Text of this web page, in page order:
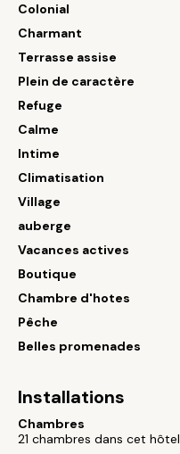
Colonial
Charmant
Terrasse assise
Plein de caractère
Refuge
Calme
Intime
Climatisation
Village
auberge
Vacances actives
Boutique
Chambre d'hotes
Pêche
Belles promenades
Installations
Chambres
21 chambres dans cet hôtel